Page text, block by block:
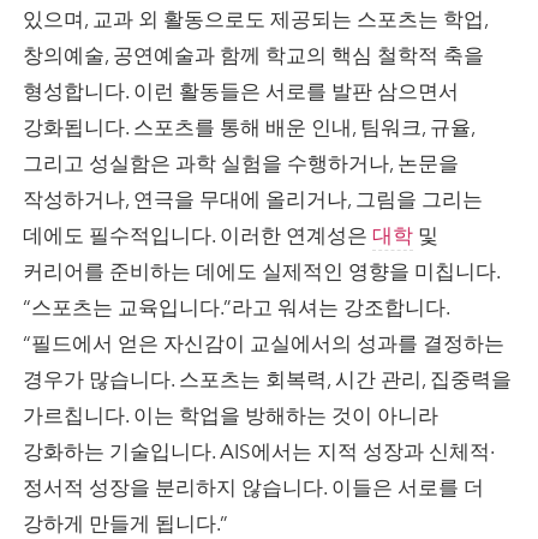
있으며, 교과 외 활동으로도 제공되는 스포츠는 학업,
창의예술, 공연예술과 함께 학교의 핵심 철학적 축을
형성합니다. 이런 활동들은 서로를 발판 삼으면서
강화됩니다. 스포츠를 통해 배운 인내, 팀워크, 규율,
그리고 성실함은 과학 실험을 수행하거나, 논문을
작성하거나, 연극을 무대에 올리거나, 그림을 그리는
데에도 필수적입니다. 이러한 연계성은대학 및
커리어를 준비하는 데에도 실제적인 영향을 미칩니다.
“스포츠는 교육입니다.”라고 워셔는 강조합니다.
“필드에서 얻은 자신감이 교실에서의 성과를 결정하는
경우가 많습니다. 스포츠는 회복력, 시간 관리, 집중력을
가르칩니다. 이는 학업을 방해하는 것이 아니라
강화하는 기술입니다. AIS에서는 지적 성장과 신체적·
정서적 성장을 분리하지 않습니다. 이들은 서로를 더
강하게 만들게 됩니다.”